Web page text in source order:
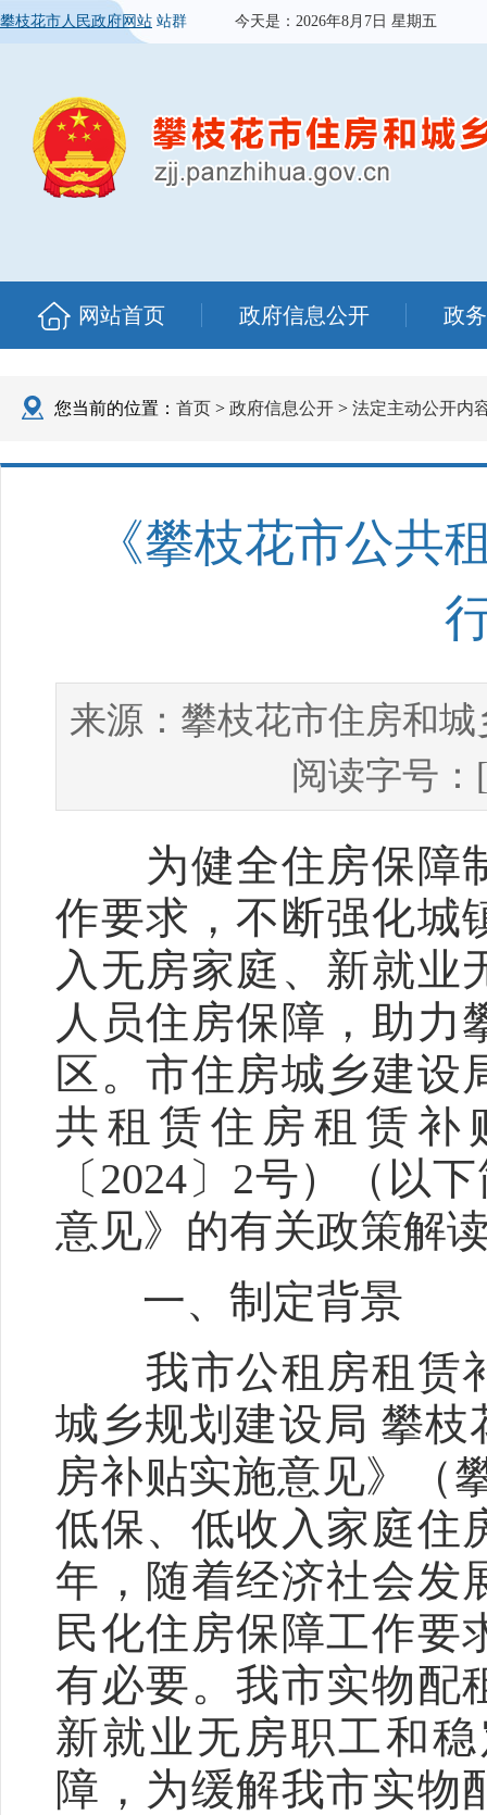
攀枝花市人民政府网站 站群 今天是： 2026年8月7日 星期五
网站首页 政府信息公开 政
您当前的位置： 首页 > 政府信息公开 > 法定主动公开内
《攀枝花市公共
来源： 攀枝花市住房和
阅读字号
为健全住房保障制
作要求，不断强化城
入无房家庭、新就业
人员住房保障，助力
区。市住房城乡建设
共租赁住房租赁补
〔2024〕2号）（以
意见》的有关政策解
一、制定背景
我市公租房租赁补
城乡规划建设局 攀
房补贴实施意见》（
低保、低收入家庭住
年，随着经济社会发
民化住房保障工作要
有必要。我市实物配
新就业无房职工和
障，为缓解我市实物